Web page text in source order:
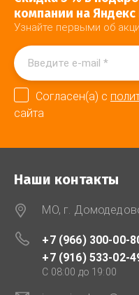
компании на Яндекс
Узнайте первыми об
Согласен(а) с
сайта
Наши контакты
МО, г.
+7 (966) 300-00-
+7 (916) 533-02-
C 08:00 до 19:00